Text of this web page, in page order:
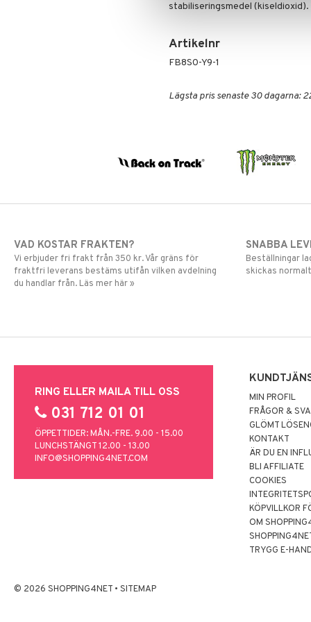
stabiliseringsmedel (kiseldioxid).
Artikelnr
FB8S0-Y9-1
Lägsta pris senaste 30 dagarna:
VAD KOSTAR FRAKTEN?
Vi erbjuder fri frakt från 350 kr. Vår gräns för
fraktfri leverans bestäms utifån vilken avdelning
du handlar från. Läs mer här »
SNABBA
Beställningar
skickas
RING ELLER MAILA TILL OSS
031 712 01 01
ÖPPETTIDER: MÅN.-FRE. 9.00 - 15.00
LUNCHSTÄNGT 12.00 - 13.00
INFO@SHOPPING4NET.COM
MIN PROFIL
FRÅGOR &
GLÖMT
KONTAKT
ÄR DU EN
BLI AFFILIATE
COOKIES
KÖPVILLKOR
OM
TRYGG E-
© 2026 SHOPPING4NET • SITEMAP